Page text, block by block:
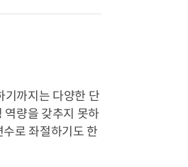
기까지는 다양한 단
역량을 갖추지 못하
로 좌절하기도 한